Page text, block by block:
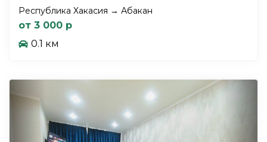
Республика Хакасия → Абакан
от 3 000 р
0.1 км